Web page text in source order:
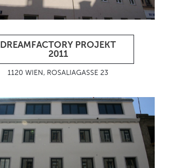
DREAMFACTORY PROJEKT
2011
1120 WIEN, ROSALIAGASSE 23